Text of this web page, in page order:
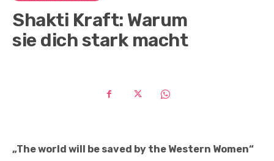
Shakti Kraft: Warum
sie dich stark macht
„The world will be saved by the Western Women“